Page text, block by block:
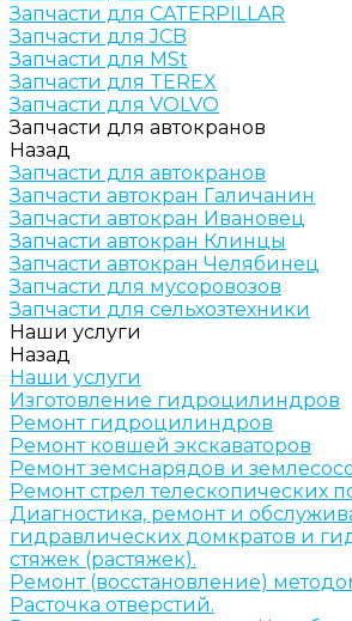
Запчасти для CATERPILLAR
Запчасти для JCB
Запчасти для MSt
Запчасти для TEREX
Запчасти для VOLVO
Запчасти для автокранов
Назад
Запчасти для автокранов
Запчасти автокран Галичанин
Запчасти автокран Ивановец
Запчасти автокран Клинцы
Запчасти автокран Челябинец
Запчасти для мусоровозов
Запчасти для сельхозтехники
Наши услуги
Назад
Наши услуги
Изготовление гидроцилиндров
Ремонт гидроцилиндров
Ремонт ковшей экскаваторов
Ремонт земснарядов и
Ремонт стрел телескопических
Диагностика, ремонт и
гидравлических домкратов и
стяжек (растяжек).
Ремонт (восстановление)
Расточка отверстий.